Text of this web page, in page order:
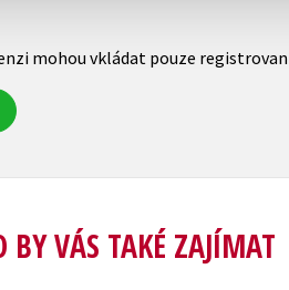
mohou vkládat pouze
BY VÁS TAKÉ ZAJÍMAT